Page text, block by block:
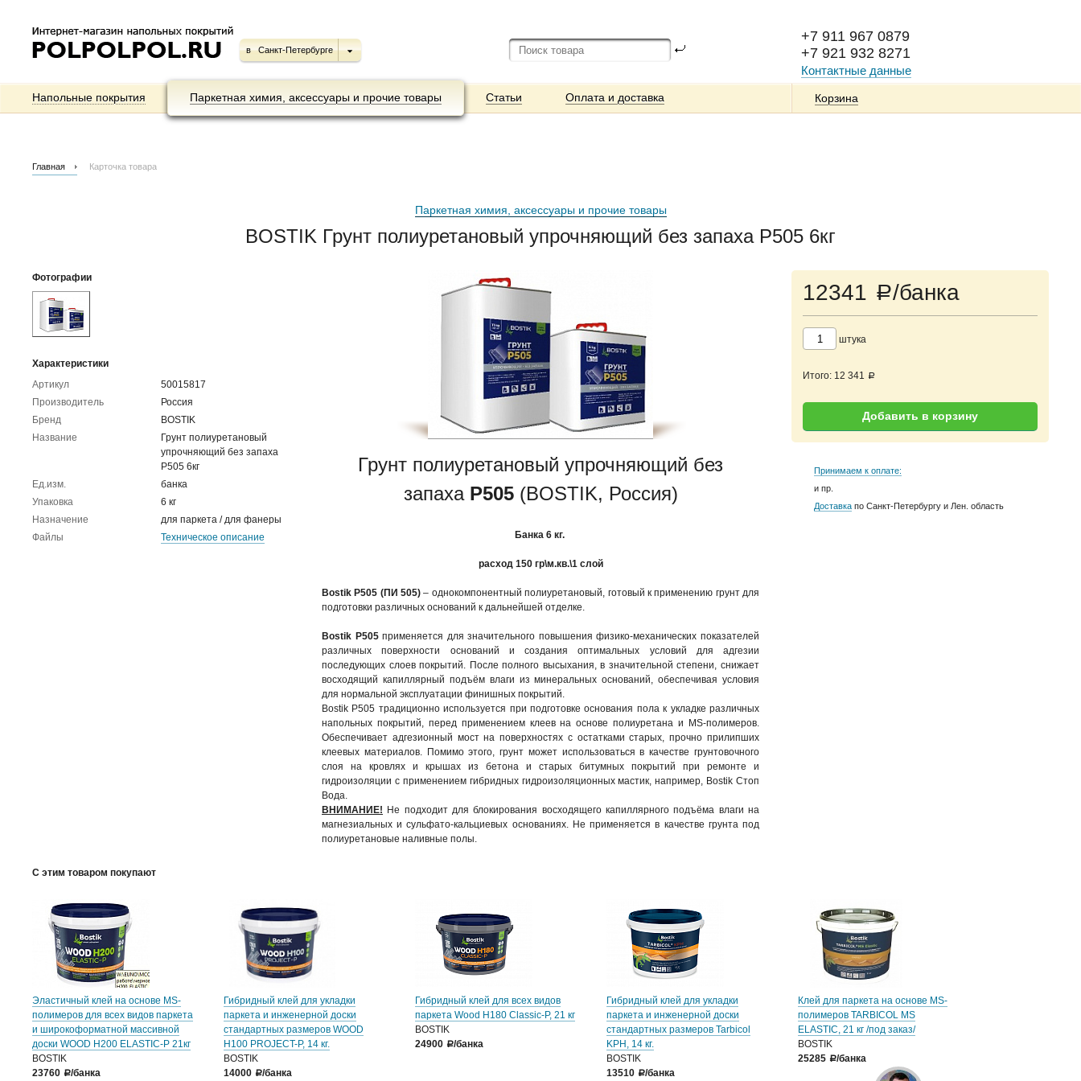
в Санкт-Петербурге
+7 911 967 0879
+7 921 932 8271
Контактные данные
Напольные покрытия Паркетная химия, аксессуары и прочие товары Статьи Оплата и доставка Корзина
Главная Карточка товара
Паркетная химия, аксессуары и прочие товары
BOSTIK Грунт полиуретановый упрочняющий без запаха P505 6кг
Фотографии
Характеристики
Артикул
50015817
Производитель
Россия
Бренд
BOSTIK
Название
Грунт полиуретановый
упрочняющий без запаха
P505 6кг
Ед.изм.
банка
Упаковка
6 кг
Назначение
для паркета / для фанеры
Файлы
Техническое описание
12341 a/банка
штука
Итого: 12 341 a
Добавить в корзину
Принимаем к оплате:
и пр.
Доставка по Санкт-Петербургу и Лен. область
Грунт полиуретановый упрочняющий без
запаха P505 (BOSTIK, Россия)
Банка 6 кг.
расход 150 гр\м.кв.\1 слой
Bostik P505 (ПИ 505)– однокомпонентный полиуретановый, готовый к применению грунт для
подготовки различных оснований к дальнейшей отделке.
Bostik P505применяется для значительного повышения физико-механических показателей
различных поверхности оснований и создания оптимальных условий для адгезии
последующих слоев покрытий. После полного высыхания, в значительной степени, снижает
восходящий капиллярный подъём влаги из минеральных оснований, обеспечивая условия
для нормальной эксплуатации финишных покрытий.
Bostik P505 традиционно используется при подготовке основания пола к укладке различных
напольных покрытий, перед применением клеев на основе полиуретана и MS-полимеров.
Обеспечивает адгезионный мост на поверхностях с остатками старых, прочно прилипших
клеевых материалов. Помимо этого, грунт может использоваться в качестве грунтовочного
слоя на кровлях и крышах из бетона и старых битумных покрытий при ремонте и
гидроизоляции с применением гибридных гидроизоляционных мастик, например, Bostik Стоп
Вода.
ВНИМАНИЕ! Не подходит для блокирования восходящего капиллярного подъёма влаги на
магнезиальных и сульфато-кальциевых основаниях. Не применяется в качестве грунта под
полиуретановые наливные полы.
С этим товаром покупают
Эластичный клей на основе MS-
полимеров для всех видов паркета
и широкоформатной массивной
доски WOOD H200 ELASTIC-P 21кг
BOSTIK
23760
a/банка
Гибридный клей для укладки
паркета и инженерной доски
стандартных размеров WOOD
H100 PROJECT-P, 14 кг.
BOSTIK
14000
a/банка
Гибридный клей для всех видов
паркета Wood H180 Classic-P, 21 кг
BOSTIK
24900
a/банка
Гибридный клей для укладки
паркета и инженерной доски
стандартных размеров Tarbicol
KPH, 14 кг.
BOSTIK
13510
a/банка
Клей для паркета на основе MS-
полимеров TARBICOL MS
ELASTIC, 21 кг /под заказ/
BOSTIK
25285
a/банка